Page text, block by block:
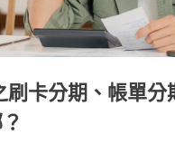
卡分期、帳單分